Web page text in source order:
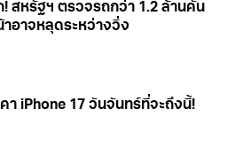
! สหรัฐฯ ตรวจรถกว่า 1.2 ล้านคัน
อาจหลุดระหว่างวิ่ง
า iPhone 17 วันจันทร์ที่จะถึงนี้!